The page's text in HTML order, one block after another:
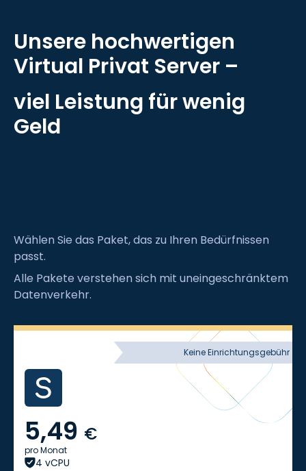
Unsere hochwertigen
Virtual Privat Server –
viel Leistung für wenig
Geld
Wählen Sie das Paket, das zu Ihren Bedürfnissen
passt.
Alle Pakete verstehen sich mit uneingeschränktem
Datenverkehr.
Keine Einrichtungsgebühr
5,49 €
pro Monat
4 vCPU